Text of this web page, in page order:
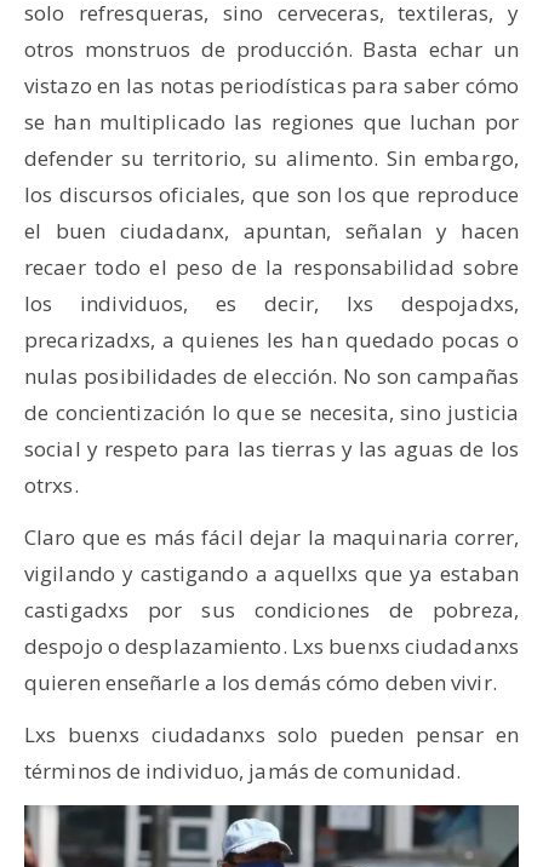
solo refresqueras, sino cerveceras, textileras, y
otros monstruos de producción. Basta echar un
vistazo en las notas periodísticas para saber cómo
se han multiplicado las regiones que luchan por
defender su territorio, su alimento. Sin embargo,
los discursos oficiales, que son los que reproduce
el buen ciudadanx, apuntan, señalan y hacen
recaer todo el peso de la responsabilidad sobre
los individuos, es decir, lxs despojadxs,
precarizadxs, a quienes les han quedado pocas o
nulas posibilidades de elección. No son campañas
de concientización lo que se necesita, sino justicia
social y respeto para las tierras y las aguas de los
otrxs.
Claro que es más fácil dejar la maquinaria correr,
vigilando y castigando a aquellxs que ya estaban
castigadxs por sus condiciones de pobreza,
despojo o desplazamiento. Lxs buenxs ciudadanxs
quieren enseñarle a los demás cómo deben vivir.
Lxs buenxs ciudadanxs solo pueden pensar en
términos de individuo, jamás de comunidad.